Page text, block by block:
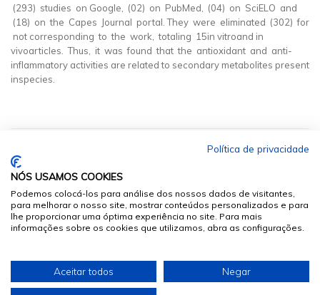
(293) studies on Google, (02) on PubMed, (04) on SciELO and
(18) on the Capes Journal portal. They were eliminated (302) for
not corresponding to the work, totaling 15in vitroand in
vivoarticles. Thus, it was found that the antioxidant and anti-
inflammatory activities are related to secondary metabolites present
inspecies.
© 2026 Sumários.org
. Todos os Direitos Reservados
Desenvolvido por
Política de privacidade
NÓS USAMOS COOKIES
Podemos colocá-los para análise dos nossos dados de visitantes,
para melhorar o nosso site, mostrar conteúdos personalizados e para
lhe proporcionar uma óptima experiência no site. Para mais
informações sobre os cookies que utilizamos, abra as configurações.
Aceitar todos Negar